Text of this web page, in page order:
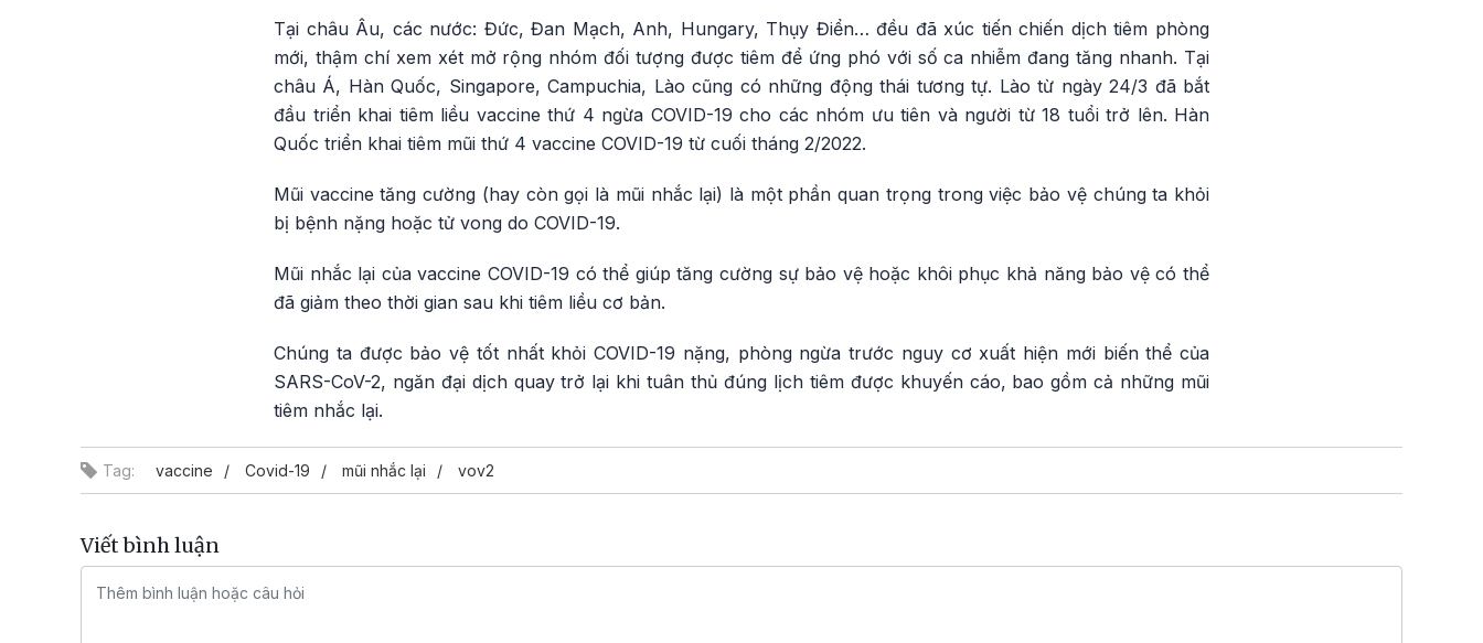
Tại châu Âu, các nước: Đức, Đan Mạch, Anh, Hungary, Thụy Điển… đều đã xúc tiến chiến dịch tiêm phòng
mới, thậm chí xem xét mở rộng nhóm đối tượng được tiêm để ứng phó với số ca nhiễm đang tăng nhanh. Tại
châu Á, Hàn Quốc, Singapore, Campuchia, Lào cũng có những động thái tương tự. Lào từ ngày 24/3 đã bắt
đầu triển khai tiêm liều vaccine thứ 4 ngừa COVID-19 cho các nhóm ưu tiên và người từ 18 tuổi trở lên. Hàn
Quốc triển khai tiêm mũi thứ 4 vaccine COVID-19 từ cuối tháng 2/2022.
Mũi vaccine tăng cường (hay còn gọi là mũi nhắc lại) là một phần quan trọng trong việc bảo vệ chúng ta khỏi
bị bệnh nặng hoặc tử vong do COVID-19.
Mũi nhắc lại của vaccine COVID-19 có thể giúp tăng cường sự bảo vệ hoặc khôi phục khả năng bảo vệ có thể
đã giảm theo thời gian sau khi tiêm liều cơ bản.
Chúng ta được bảo vệ tốt nhất khỏi COVID-19 nặng, phòng ngừa trước nguy cơ xuất hiện mới biến thể của
SARS-CoV-2, ngăn đại dịch quay trở lại khi tuân thủ đúng lịch tiêm được khuyến cáo, bao gồm cả những mũi
tiêm nhắc lại.
Tag: vaccine Covid-19 mũi nhắc lại vov2
Viết bình luận